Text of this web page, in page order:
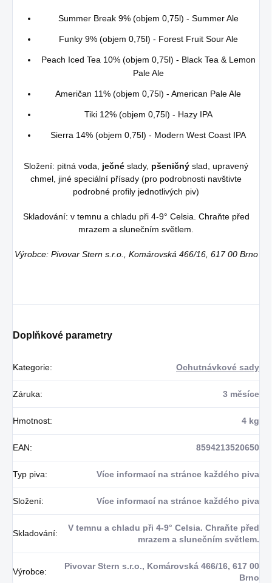
Summer Break 9% (objem 0,75l) - Summer Ale
Funky 9% (objem 0,75l) - Forest Fruit Sour Ale
Peach Iced Tea 10% (objem 0,75l) - Black Tea & Lemon
Pale Ale
Američan 11% (objem 0,75l) - American Pale Ale
Tiki 12% (objem 0,75l) - Hazy IPA
Sierra 14% (objem 0,75l) - Modern West Coast IPA
Složení: pitná voda, ječné slady, pšeničný slad, upravený
chmel, jiné speciální přísady (pro podrobnosti navštivte
podrobné profily jednotlivých piv)
Skladování: v temnu a chladu při 4-9° Celsia. Chraňte před
mrazem a slunečním světlem.
Výrobce: Pivovar Stern s.r.o., Komárovská 466/16, 617 00 Brno
Doplňkové parametry
Kategorie: Ochutnávkové sady
Záruka: 3 měsíce
Hmotnost: 4 kg
EAN: 8594213520650
Typ piva: Více informací na stránce každého piva
Složení: Více informací na stránce každého piva
Skladování:
V temnu a chladu při 4-9° Celsia. Chraňte před
mrazem a slunečním světlem.
Výrobce:
Pivovar Stern s.r.o., Komárovská 466/16, 617 00
Brno